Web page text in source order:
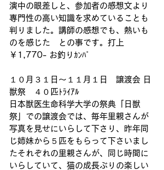
演中の眼差しと、参加者の感想文より
専門性の高い知識を求めていることも
判りました。講師の感想でも、熱いも
のを感じた　との事です。打上
￥1,770- お釣りｶﾝﾊﾟ
１０月３１日～１１月１日　譲渡会 日
獣祭　４０匹ﾄﾗｲｱﾙ
日本獣医生命科学大学の祭典「日獣
祭」での譲渡会では、毎年里親さんが
写真を見せにいらして下さり、昨年同
じ姉妹から５匹をもらって下さいまし
たそれぞれの里親さんが、同じ時間に
いらしていて、猫の成長ぶりの楽しい